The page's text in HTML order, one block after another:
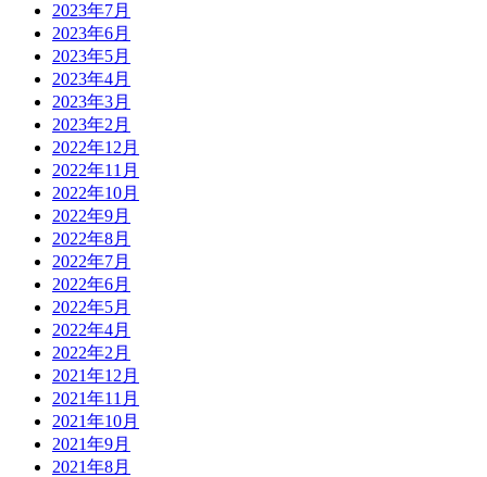
2023年7月
2023年6月
2023年5月
2023年4月
2023年3月
2023年2月
2022年12月
2022年11月
2022年10月
2022年9月
2022年8月
2022年7月
2022年6月
2022年5月
2022年4月
2022年2月
2021年12月
2021年11月
2021年10月
2021年9月
2021年8月